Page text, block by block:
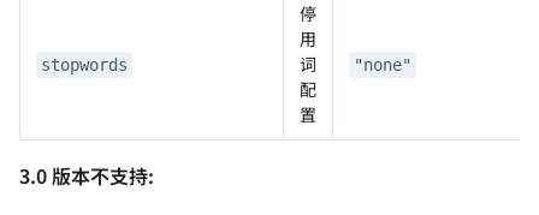
stopwords
停
用
词
配
置
"none"
3.0 版本不支持: